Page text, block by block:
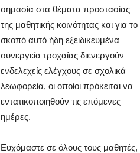
σημασία στα θέματα προστασίας
της μαθητικής κοινότητας και για το
σκοπό αυτό ήδη εξειδικευμένα
συνεργεία τροχαίας διενεργούν
ενδελεχείς ελέγχους σε σχολικά
λεωφορεία, οι οποίοι πρόκειται να
εντατικοποιηθούν τις επόμενες
ημέρες.
Ευχόμαστε σε όλους τους μαθητές,